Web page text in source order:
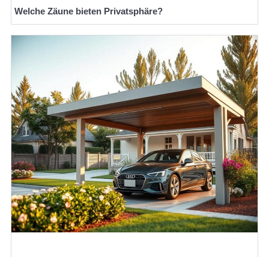
Welche Zäune bieten Privatsphäre?